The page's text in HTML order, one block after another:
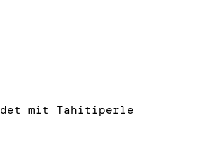
mit Tahitiperle